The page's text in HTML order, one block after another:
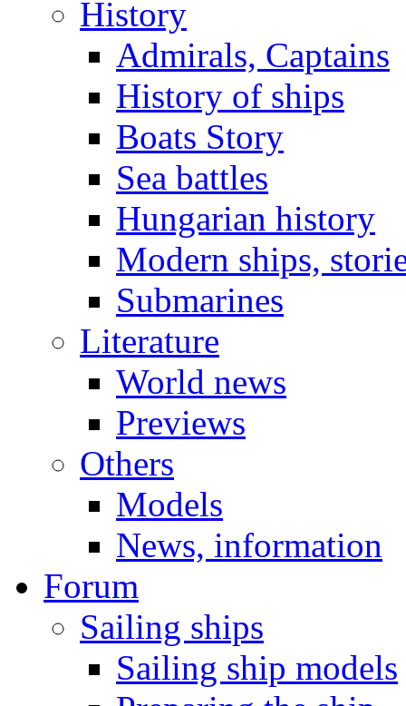
History
Admirals, Captains
History of ships
Boats Story
Sea battles
Hungarian history
Modern ships,
Submarines
Literature
World news
Previews
Others
Models
News, information
Forum
Sailing ships
Sailing ship models